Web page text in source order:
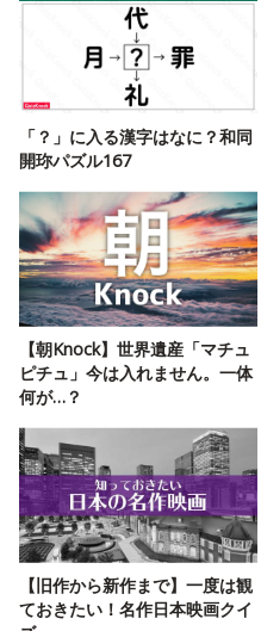
「？」に入る漢字はなに？和同
開珎パズル167
【朝Knock】世界遺産「マチュ
ピチュ」今は入れません。一体
何が…？
【旧作から新作まで】一度は観
ておきたい！名作日本映画クイ